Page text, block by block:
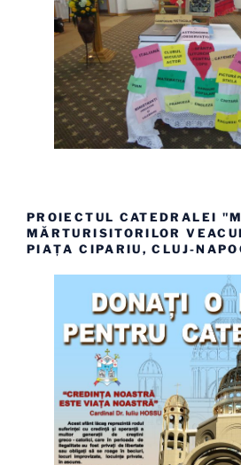
PROIECTUL CATEDRALEI
MĂRTURISITORILOR
PIAȚA CIPARIU, CLUJ-